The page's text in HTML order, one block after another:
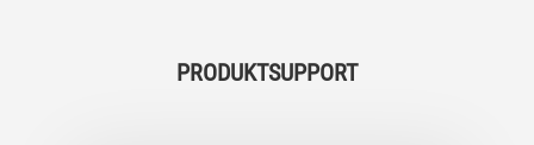
PRODUKTSUPPORT